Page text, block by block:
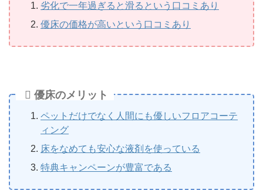
劣化で一年過ぎると滑るという口コミあり
優床の価格が高いという口コミあり
優床のメリット
ペットだけでなく人間にも優しいフロアコーテ
ィング
床をなめても安心な液剤を使っている
特典キャンペーンが豊富である